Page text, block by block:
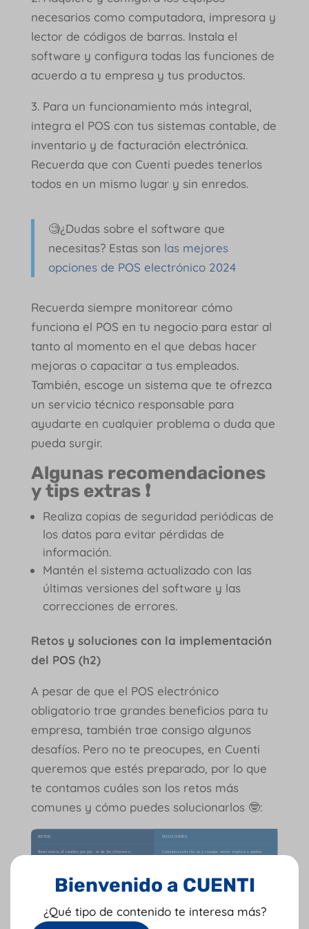
necesarios como computadora, impresora y
lector de códigos de barras. Instala el
software y configura todas las funciones de
acuerdo a tu empresa y tus productos.
3. Para un funcionamiento más integral,
integra el POS con tus sistemas contable, de
inventario y de facturación electrónica.
Recuerda que con Cuenti puedes tenerlos
todos en un mismo lugar y sin enredos.
🧐¿Dudas sobre el software que
necesitas? Estas son las mejores
opciones de POS electrónico 2024
Recuerda siempre monitorear cómo
funciona el POS en tu negocio para estar al
tanto al momento en el que debas hacer
mejoras o capacitar a tus empleados.
También, escoge un sistema que te ofrezca
un servicio técnico responsable para
ayudarte en cualquier problema o duda que
pueda surgir.
Algunas recomendaciones
y tips extras ❗
Realiza copias de seguridad periódicas de
los datos para evitar pérdidas de
información.
Mantén el sistema actualizado con las
últimas versiones del software y las
correcciones de errores.
Retos y soluciones con la implementación
del POS (h2)
A pesar de que el POS electrónico
obligatorio trae grandes beneficios para tu
empresa, también trae consigo algunos
desafíos. Pero no te preocupes, en Cuenti
queremos que estés preparado, por lo que
te contamos cuáles son los retos más
comunes y cómo puedes solucionarlos 🤓:
Bienvenido a CUENTI
¿Qué tipo de contenido te interesa más?